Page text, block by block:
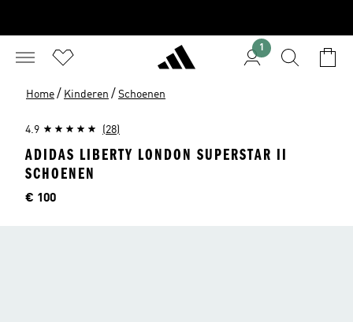
1
Home / Kinderen / Schoenen
4.9 (28)
ADIDAS LIBERTY LONDON SUPERSTAR II
SCHOENEN
Prijs
€ 100